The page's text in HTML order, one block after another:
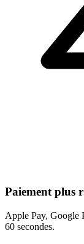
Paiement plus
Apple Pay, Google
60 secondes.